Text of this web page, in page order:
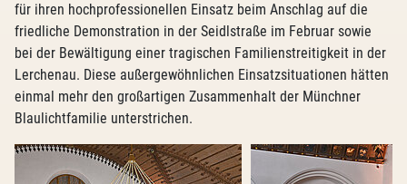
für ihren hochprofessionellen Einsatz beim Anschlag auf die
friedliche Demonstration in der Seidlstraße im Februar sowie
bei der Bewältigung einer tragischen Familienstreitigkeit in der
Lerchenau. Diese außergewöhnlichen Einsatzsituationen hätten
einmal mehr den großartigen Zusammenhalt der Münchner
Blaulichtfamilie unterstrichen.